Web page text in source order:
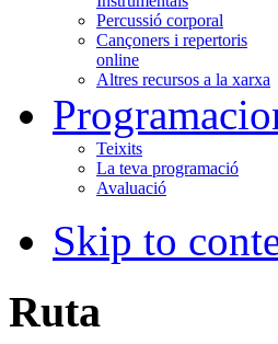
Percussió corporal
Cançoners i repertoris
online
Altres recursos a la xarxa
Teixits
La teva programació
Avaluació
Skip to
Ruta